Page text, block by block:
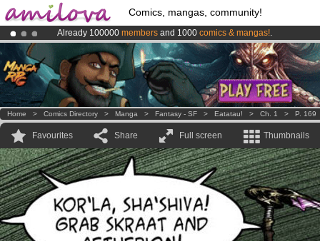
Comics, mangas, community!
Already 100000 members and 1000 comics & mangas!.
AmilovaKickstarter is now LIVE!.
Premium membership from3.95 euros per month !Get membership
Home > Comics Directory > Manga > Fantasy - SF > Eatatau! > Ch. 1 > P. 169
Favourites Share Full screen Thumbnails